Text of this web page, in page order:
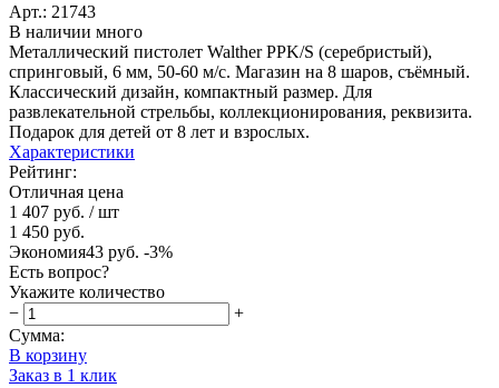
Арт.: 21743
В наличии много
Металлический пистолет Walther PPK/S (серебристый),
спринговый, 6 мм, 50-60 м/с. Магазин на 8 шаров, съёмный.
Классический дизайн, компактный размер. Для
развлекательной стрельбы, коллекционирования, реквизита.
Подарок для детей от 8 лет и взрослых.
Характеристики
Рейтинг:
Отличная цена
1 407 руб. / шт
1 450 руб.
Экономия43 руб. -3%
Есть вопрос?
Укажите количество
−
+
Сумма:
В корзину
Заказ в 1 клик